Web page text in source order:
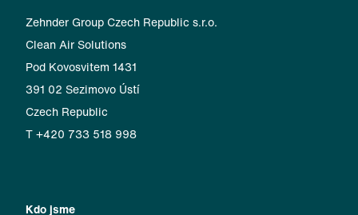
Zehnder Group Czech Republic s.r.o.
Clean Air Solutions
Pod Kovosvitem 1431
391 02 Sezimovo Ústí
Czech Republic
T +420 733 518 998
Kdo jsme